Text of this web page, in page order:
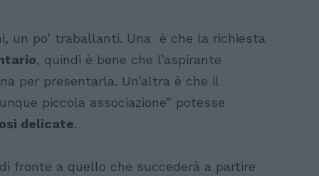
un po’ traballanti. Una è che la richiesta
, quindi è bene che l’aspirante
per presentarla. Un’altra è che il
piccola associazione” potesse
delicate.
fronte a quello che succederà a partire